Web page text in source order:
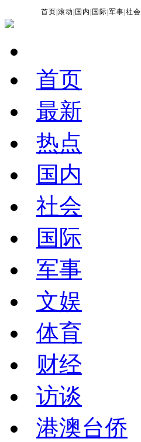
首页 |滚动 国内 国际 |军事 |社会
首页
最新
热点
国内
社会
国际
军事
文娱
体育
财经
访谈
港澳台侨